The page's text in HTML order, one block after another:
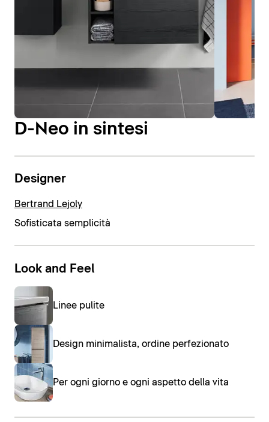
D-Neo in sintesi
Designer
Bertrand Lejoly
Sofisticata semplicità
Look and Feel
Linee pulite
Design minimalista, ordine perfezionato
Per ogni giorno e ogni aspetto della vita